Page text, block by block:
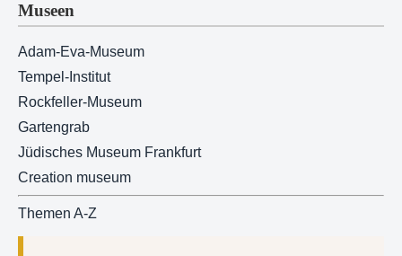
Museen
Adam-Eva-Museum
Tempel-Institut
Rockfeller-Museum
Gartengrab
Jüdisches Museum Frankfurt
Creation museum
Themen A-Z